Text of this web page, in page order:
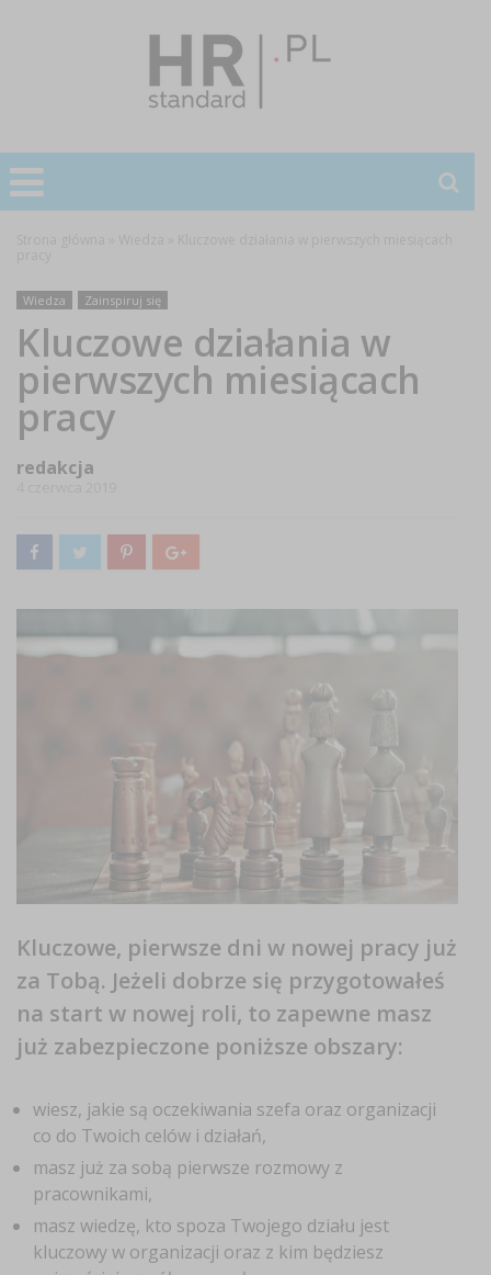
Wiedza Zainspiruj się
Kluczowe działania w
pierwszych miesiącach
pracy
redakcja
Kluczowe, pierwsze dni w nowej pracy już
za Tobą. Jeżeli dobrze się przygotowałeś
na start w nowej roli, to zapewne masz
już zabezpieczone poniższe obszary:
wiesz, jakie są oczekiwania szefa oraz organizacji
co do Twoich celów i działań,
masz już za sobą pierwsze rozmowy z
pracownikami,
masz wiedzę, kto spoza Twojego działu jest
kluczowy w organizacji oraz z kim będziesz